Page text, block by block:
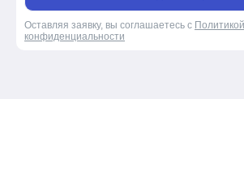
Оставляя заявку, вы соглашаетесь с Политикой
конфиденциальности